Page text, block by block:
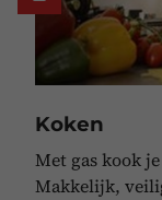
Koken
Met gas kook
Makkelijk,